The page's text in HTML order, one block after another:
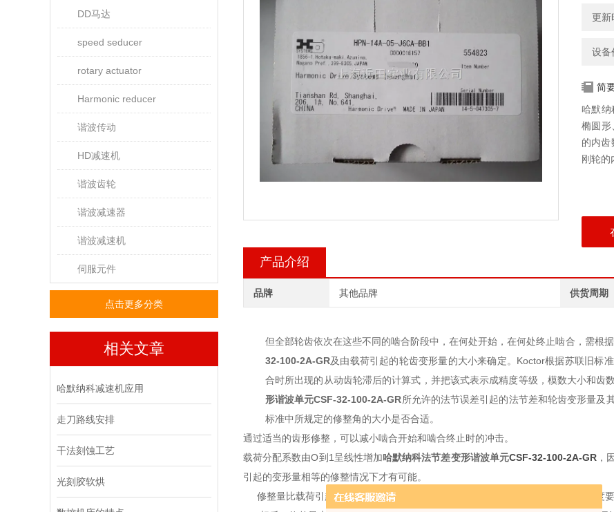
DD马达
speed seducer
rotary actuator
Harmonic reducer
谐波传动
HD减速机
谐波齿轮
谐波减速器
谐波减速机
伺服元件
点击更多分类
相关文章
哈默纳科减速机应用
走刀路线安排
干法刻蚀工艺
光刻胶软烘
更新
设备
简
哈默纳
椭圆形
的内齿
刚轮的
产品介绍
品牌 其他品牌 供货周期
但全部轮齿依次在这些不同的啮合阶段中，在何处开始，在何处终止啮合，需根
32-100-2A-GR及由载荷引起的轮齿变形量的大小来确定。Koctor根据苏联旧标
合时所出现的从动齿轮滞后的计算式，并把该式表示成精度等级，模数大小和齿
形谐波单元CSF-32-100-2A-GR所允许的法节误差引起的法节差和轮齿变形量及
标准中所规定的修整角的大小是否合适。
通过适当的齿形修整，可以减小啮合开始和啮合终止时的冲击。
载荷分配系数由O到1呈线性增加哈默纳科法节差变形谐波单元CSF-32-100-2A-GR，
引起的变形量相等的修整情况下才有可能。
修整量比载荷引起的变形量小时，虽然出现了啮合开始和终止时的冲击，但其程度要